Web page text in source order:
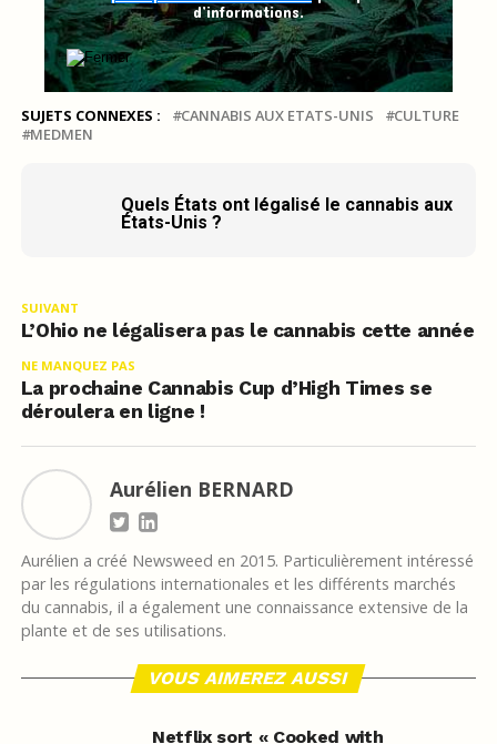
d’informations.
SUJETS CONNEXES : CANNABIS AUX ETATS-UNIS
CULTURE
MEDMEN
Quels États ont légalisé le cannabis aux
États-Unis ?
SUIVANT
L’Ohio ne légalisera pas le cannabis cette année
NE MANQUEZ PAS
La prochaine Cannabis Cup d’High Times se
déroulera en ligne !
Aurélien BERNARD
Aurélien a créé Newsweed en 2015. Particulièrement intéressé
par les régulations internationales et les différents marchés
du cannabis, il a également une connaissance extensive de la
plante et de ses utilisations.
VOUS AIMEREZ AUSSI
Netflix sort « Cooked with